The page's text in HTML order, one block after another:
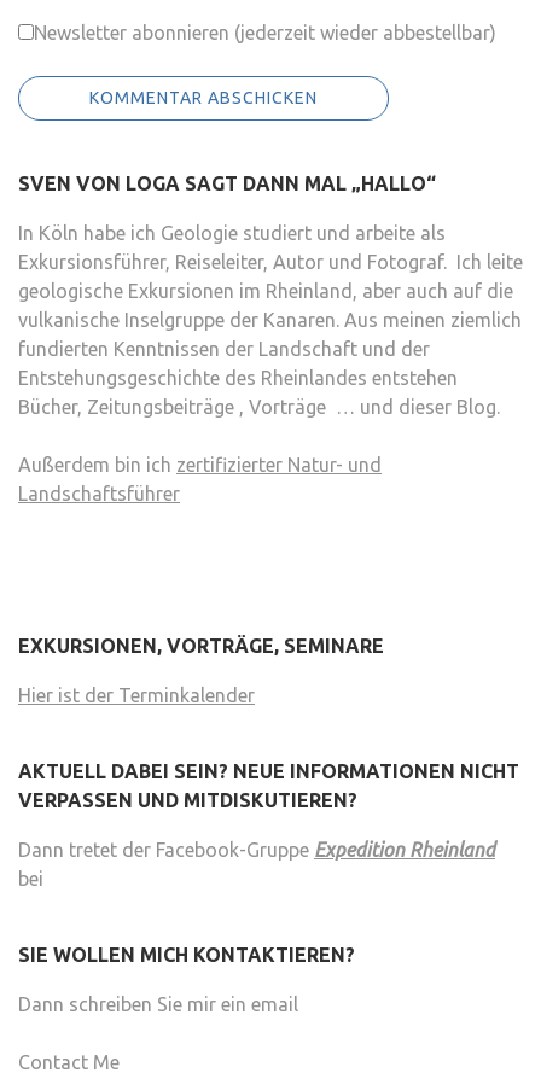
Newsletter abonnieren (jederzeit wieder abbestellbar)
SVEN VON LOGA SAGT DANN MAL „HALLO“
In Köln habe ich Geologie studiert und arbeite als
Exkursionsführer, Reiseleiter, Autor und Fotograf. Ich leite
geologische Exkursionen im Rheinland, aber auch auf die
vulkanische Inselgruppe der Kanaren. Aus meinen ziemlich
fundierten Kenntnissen der Landschaft und der
Entstehungsgeschichte des Rheinlandes entstehen
Bücher, Zeitungsbeiträge , Vorträge … und dieser Blog.
Außerdem bin ich zertifizierter Natur- und
Landschaftsführer
EXKURSIONEN, VORTRÄGE, SEMINARE
Hier ist der Terminkalender
AKTUELL DABEI SEIN? NEUE INFORMATIONEN NICHT
VERPASSEN UND MITDISKUTIEREN?
Dann tretet der Facebook-Gruppe Expedition Rheinland
bei
SIE WOLLEN MICH KONTAKTIEREN?
Dann schreiben Sie mir ein email
Contact Me